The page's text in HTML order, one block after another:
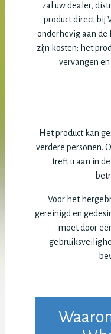
zal uw dealer,
product direct bij
onderhevig aan de
zijn kosten; het
vervangen
Het product kan
verdere personen.
treft u aan in
Voor het
gereinigd en
moet door